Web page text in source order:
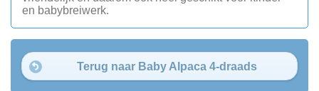
en babybreiwerk.
Terug naar Baby Alpaca 4-draads